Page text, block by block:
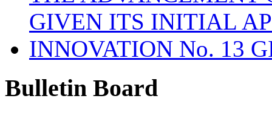
GIVEN ITS INITIAL
INNOVATION No. 13
Bulletin Board